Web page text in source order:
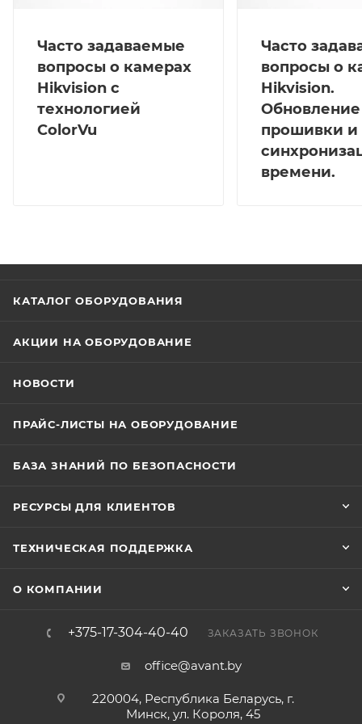
Часто задаваемые
вопросы о камерах
Hikvision с
технологией
ColorVu
Часто
вопросы о
Hikvision.
Обновление
прошивки и
времени.
КАТАЛОГ ОБОРУДОВАНИЯ
АКЦИИ НА ОБОРУДОВАНИЕ
НОВОСТИ
ПРАЙС-ЛИСТЫ НА ОБОРУДОВАНИЕ
БАЗА ЗНАНИЙ ПО БЕЗОПАСНОСТИ
РЕСУРСЫ ДЛЯ КЛИЕНТОВ
ТЕХНИЧЕСКАЯ ПОДДЕРЖКА
О КОМПАНИИ
+375-17-304-40-40 ЗАКАЗАТЬ ЗВОНОК
office@avant.by
220004, Республика Беларусь, г.
Минск, ул. Короля, 45